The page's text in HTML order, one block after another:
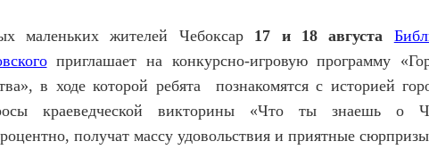
маленьких жителей Чебоксар 17 и 18 августа
приглашает на конкурсно-игровую программу
в ходе которой ребята познакомятся с историей
краеведческой викторины «Что ты знаешь о
получат массу удовольствия и приятные